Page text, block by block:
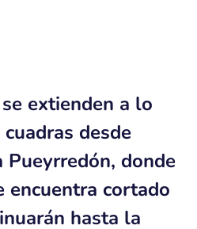
extienden a lo
desde
Pueyrredón, donde
encuentra cortado
hasta la